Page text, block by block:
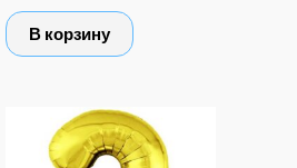
Оценка
0
5
В корзину